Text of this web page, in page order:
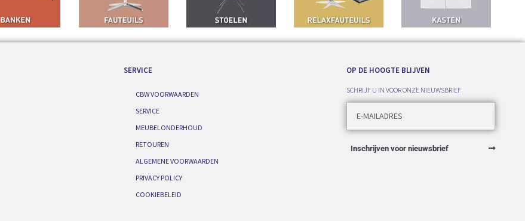
SERVICE
CBW VOORWAARDEN
SERVICE
MEUBELONDERHOUD
RETOUREN
ALGEMENE VOORWAARDEN
PRIVACY POLICY
COOKIEBELEID
OP DE HOOGTE BLIJVEN
SCHRIJF U IN VOOR ONZE NIEUWSBRIEF
Inschrijven voor nieuwsbrief